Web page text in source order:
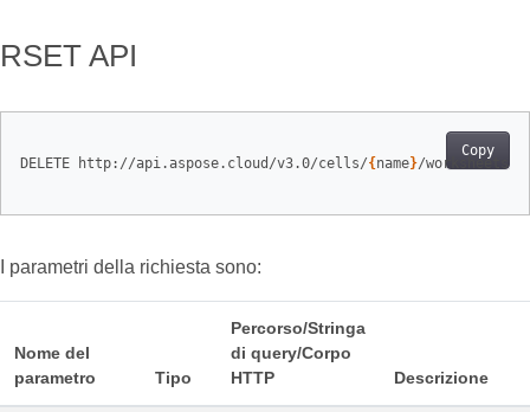
RSET API
Copy
DELETE http://api.aspose.cloud/v3.0/cells/{ name}/worksheets/
I parametri della richiesta sono:
Nome del
parametro
Tipo
Percorso/Stringa
di query/Corpo
HTTP
Descrizione